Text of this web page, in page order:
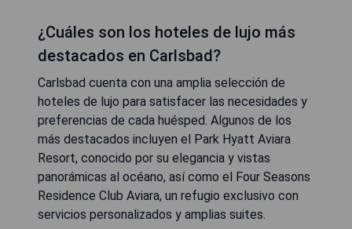
¿Cuáles son los hoteles de lujo más
destacados en Carlsbad?
Carlsbad cuenta con una amplia selección de
hoteles de lujo para satisfacer las necesidades y
preferencias de cada huésped. Algunos de los
más destacados incluyen el Park Hyatt Aviara
Resort, conocido por su elegancia y vistas
panorámicas al océano, así como el Four Seasons
Residence Club Aviara, un refugio exclusivo con
servicios personalizados y amplias suites.